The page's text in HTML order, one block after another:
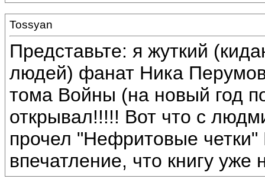
Tossyan
Представьте: я жуткий
людей) фанат Ника
тома Войны (на новый год
открывал!!!!! Вот что с
прочел "Нефритовые
впечатление, что книгу уже